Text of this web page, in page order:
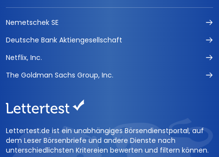
Nemetschek SE
Deutsche Bank Aktiengesellschaft
Netflix, Inc.
The Goldman Sachs Group, Inc.
Lettertest.de ist ein unabhängiges Börsendienstportal, auf
dem Leser Börsenbriefe und andere Dienste nach
unterschiedlichsten Kritereien bewerten und filtern können.